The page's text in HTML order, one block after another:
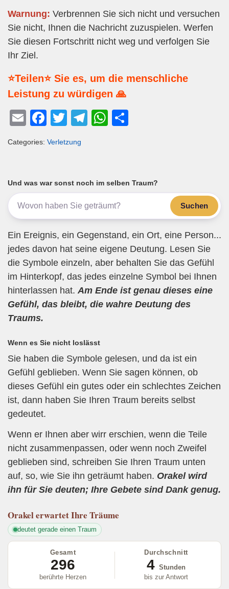
Warnung: Verbrennen Sie sich nicht und versuchen
Sie nicht, Ihnen die Nachricht zuzuspielen. Werfen
Sie diesen Fortschritt nicht weg und verfolgen Sie
Ihr Ziel.
⭐Teilen⭐ Sie es, um die menschliche
Leistung zu würdigen 🙏
E
ail
F
c
b
o
o
k
T
tt
T
a
m
W
A
p
p
Categories: Verletzung
Und was war sonst noch im selben Traum?
Suchen
Ein Ereignis, ein Gegenstand, ein Ort, eine Person...
jedes davon hat seine eigene Deutung. Lesen Sie
die Symbole einzeln, aber behalten Sie das Gefühl
im Hinterkopf, das jedes einzelne Symbol bei Ihnen
hinterlassen hat. Am Ende ist genau dieses eine
Gefühl, das bleibt, die wahre Deutung des
Traums.
Wenn es Sie nicht loslässt
Sie haben die Symbole gelesen, und da ist ein
Gefühl geblieben. Wenn Sie sagen können, ob
dieses Gefühl ein gutes oder ein schlechtes Zeichen
ist, dann haben Sie Ihren Traum bereits selbst
gedeutet.
Wenn er Ihnen aber wirr erschien, wenn die Teile
nicht zusammenpassen, oder wenn noch Zweifel
geblieben sind, schreiben Sie Ihren Traum unten
auf, so, wie Sie ihn geträumt haben. Orakel wird
ihn für Sie deuten; Ihre Gebete sind Dank genug.
Orakelerwartet Ihre Träume
deutet gerade einen Traum
Gesamt
296
berührte Herzen
Durchschnitt
4 Stunden
bis zur Antwort